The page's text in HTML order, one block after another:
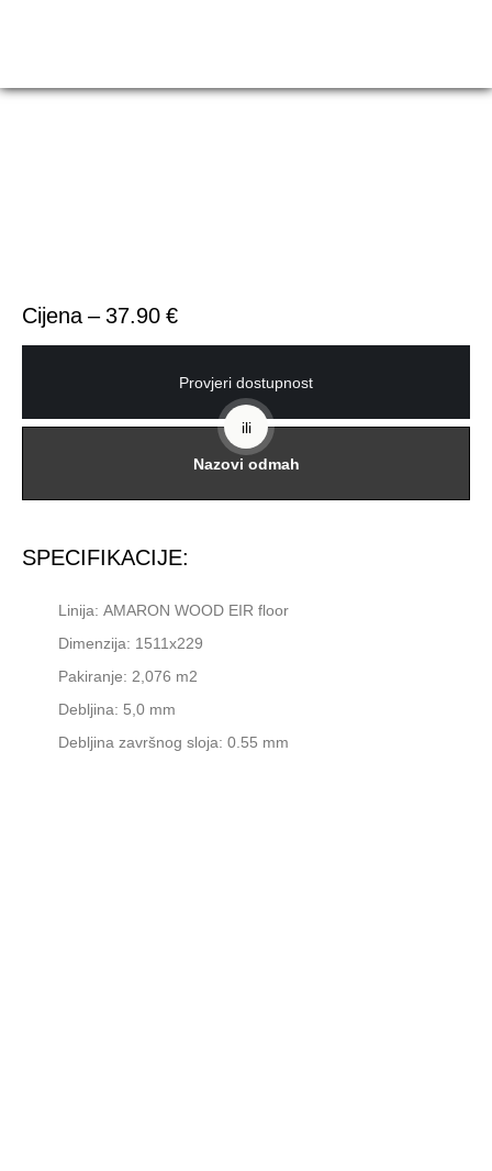
Cijena – 37.90 €
Provjeri dostupnost
ili
Nazovi odmah
SPECIFIKACIJE:
Linija: AMARON WOOD EIR floor
Dimenzija: 1511x229
Pakiranje: 2,076 m2
Debljina: 5,0 mm
Debljina završnog sloja: 0.55 mm